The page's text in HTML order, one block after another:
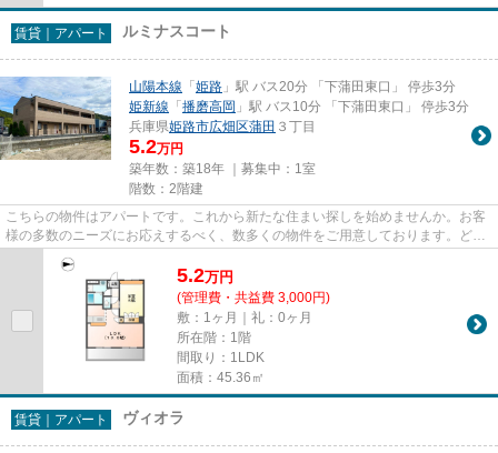
賃貸｜アパート ルミナスコート
山陽本線 「姫路 」駅 バス20分 「下蒲田東口」 停歩3分
姫新線 「播磨高岡 」駅 バス10分 「下蒲田東口」 停歩3分
兵庫県姫路市広畑区蒲田 ３丁目
5.2万円
築年数：築18年 ｜募集中： 1室
階数：2階建
こちらの物件はアパートです。これから新たな住まい探しを始めませんか。お客
様の多数のニーズにお応えするべく、数多くの物件をご用意しております。どう
ぞご利用下さい。
5.2万円
(管理費・共益費 3,000円)
敷：1ヶ月｜礼：0ヶ月
所在階：1階
間取り：1LDK
面積：45.36㎡
賃貸｜アパート ヴィオラ